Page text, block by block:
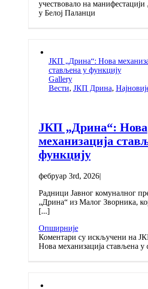
учествовало на манифестацији
у Белој Паланци
ЈКП „Дрина“: Нова
стављена у функцију
Gallery
Вести, ЈКП Дрина,
ЈКП „Дрина“: Нова
механизација
функцију
фебруар 3rd, 2026|
Радници Јавног комуналног
„Дрина“ из Малог Зворника,
[...]
Опширније
Коментари су искључени на
Нова механизација стављена у